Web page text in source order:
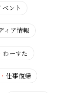
ベント
ィア情報
わーすた
・ 仕事復帰